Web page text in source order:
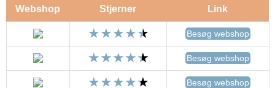
Webshop Stjerner Link
Besøg webshop
Besøg webshop
Besøg webshop